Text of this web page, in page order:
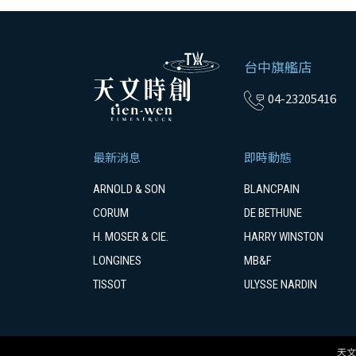
台中旗艦店
04-23205416
最新消息 即時動態
ARNOLD & SON
BLANCPAIN
CORUM
DE BETHUNE
H. MOSER & CIE.
HARRY WINSTON
LONGINES
MB&F
TISSOT
ULYSSE NARDIN
天